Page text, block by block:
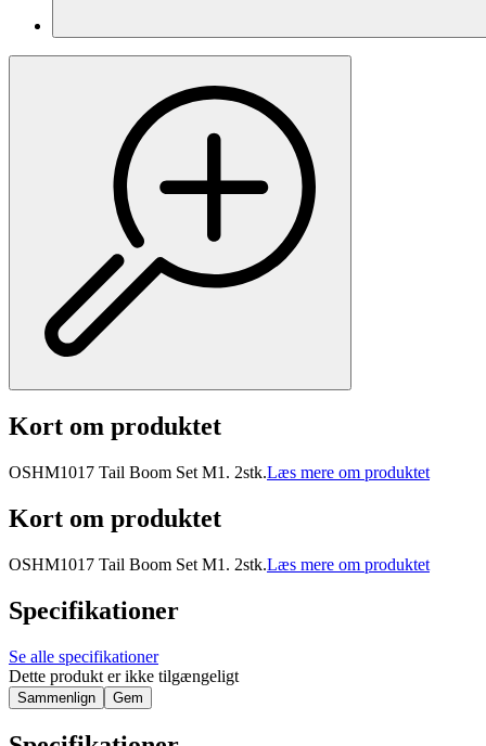
Kort om produktet
OSHM1017 Tail Boom Set M1. 2stk.Læs mere om produktet
Kort om produktet
OSHM1017 Tail Boom Set M1. 2stk.Læs mere om produktet
Specifikationer
Se alle specifikationer
Dette produkt er ikke tilgængeligt
Sammenlign Gem